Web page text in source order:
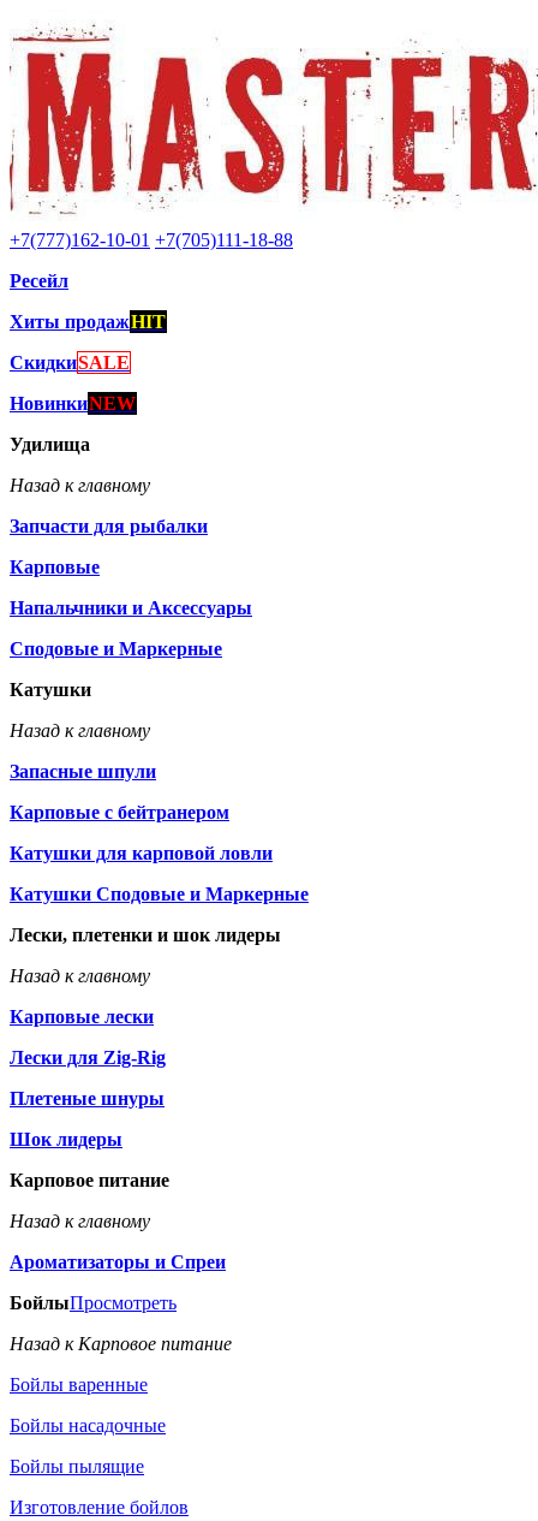
+7(777)162-10-01 +7(705)111-18-88
Ресейл
Хиты продажHIT
СкидкиSALE
НовинкиNEW
Удилища
Назад к главному
Запчасти для рыбалки
Карповые
Напальчники и Аксессуары
Сподовые и Маркерные
Катушки
Назад к главному
Запасные шпули
Карповые с бейтранером
Катушки для карповой ловли
Катушки Сподовые и Маркерные
Лески, плетенки и шок лидеры
Назад к главному
Карповые лески
Лески для Zig-Rig
Плетеные шнуры
Шок лидеры
Карповое питание
Назад к главному
Ароматизаторы и Спреи
БойлыПросмотреть
Назад к Карповое питание
Бойлы варенные
Бойлы насадочные
Бойлы пылящие
Изготовление бойлов